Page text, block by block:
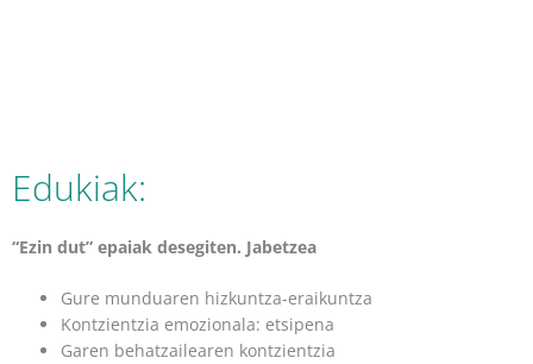
Edukiak:
“Ezin dut” epaiak desegiten. Jabetzea
Gure munduaren hizkuntza-eraikuntza
Kontzientzia emozionala: etsipena
Garen behatzailearen kontzientzia